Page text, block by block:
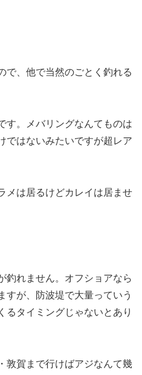
で、他で当然のごとく釣れる
す。メバリングなんてものは
ではないみたいですが超レア
メは居るけどカレイは居ませ
釣れません。オフショアなら
すが、防波堤で大量っていう
るタイミングじゃないとあり
敦賀まで行けばアジなんて幾